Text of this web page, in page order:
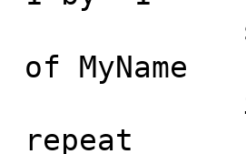
set
of MyName
if
repeat